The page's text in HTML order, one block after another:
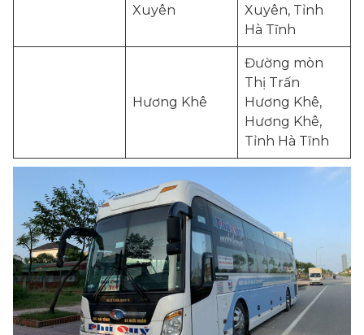
Xuyên
Xuyên, Tỉnh
Hà Tĩnh
Hương Khê
Đường mòn
Thị Trấn
Hương Khê,
Hương Khê,
Tỉnh Hà Tĩnh